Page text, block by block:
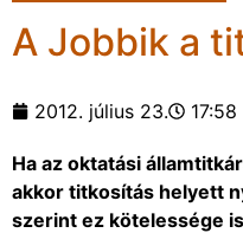
A Jobbik a
2012. július 23. 17:58
Ha az oktatási
akkor titkosítás helyett
szerint ez kötelessége